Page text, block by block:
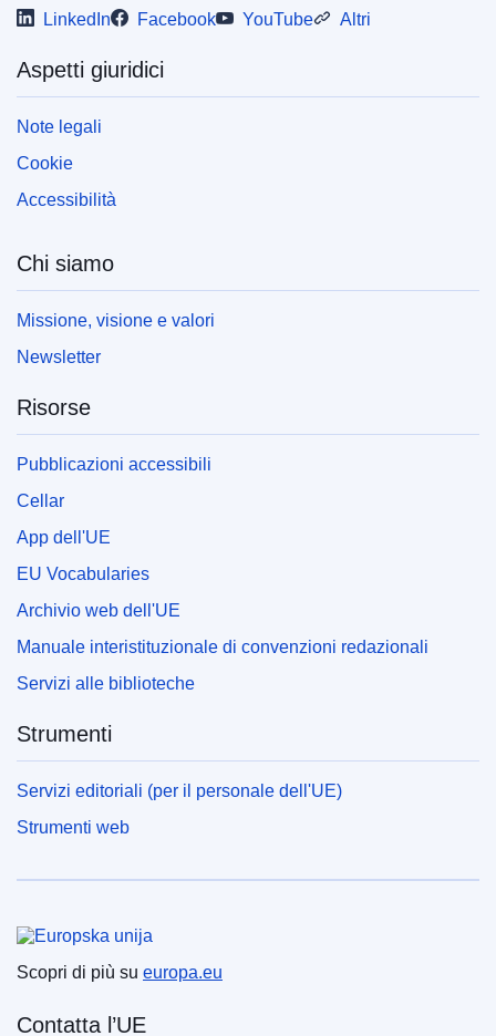
LinkedIn Facebook YouTube Altri
Aspetti giuridici
Note legali
Cookie
Accessibilità
Chi siamo
Missione, visione e valori
Newsletter
Risorse
Pubblicazioni accessibili
Cellar
App dell'UE
EU Vocabularies
Archivio web dell'UE
Manuale interistituzionale di convenzioni redazionali
Servizi alle biblioteche
Strumenti
Servizi editoriali (per il personale dell'UE)
Strumenti web
Unione europea
Scopri di più su europa.eu
Contatta l’UE